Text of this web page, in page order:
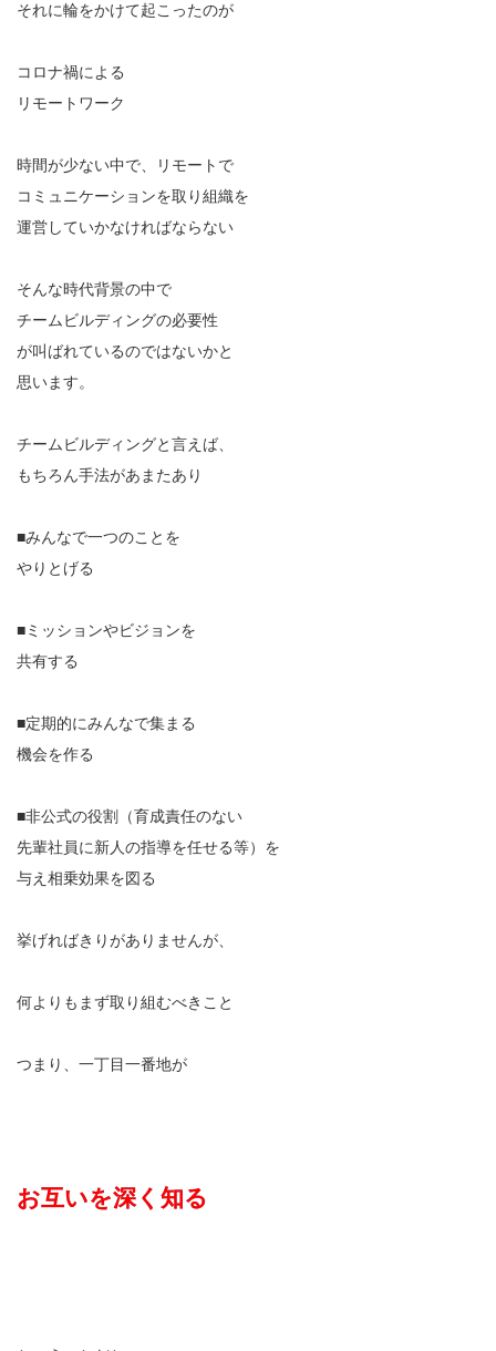
それに輪をかけて起こったのが
コロナ禍による
リモートワーク
時間が少ない中で、リモートで
コミュニケーションを取り組織を
運営していかなければならない
そんな時代背景の中で
チームビルディングの必要性
が叫ばれているのではないかと
思います。
チームビルディングと言えば、
もちろん手法があまたあり
■みんなで一つのことを
やりとげる
■ミッションやビジョンを
共有する
■定期的にみんなで集まる
機会を作る
■非公式の役割（育成責任のない
先輩社員に新人の指導を任せる等）を
与え相乗効果を図る
挙げればきりがありませんが、
何よりもまず取り組むべきこと
つまり、一丁目一番地が
お互いを深く知る